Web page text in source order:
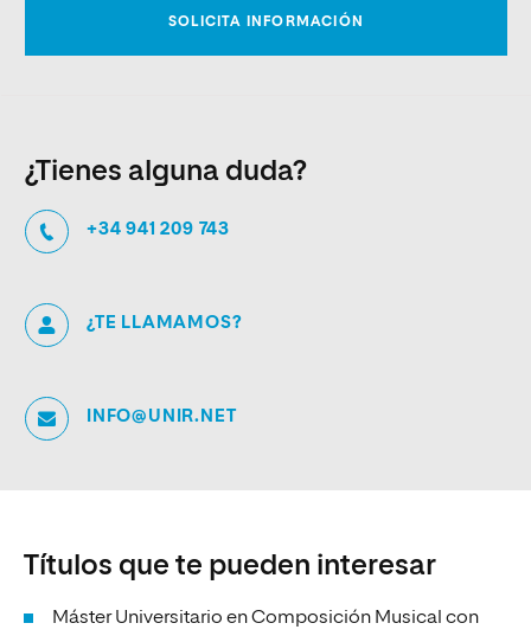
¿Tienes alguna duda?
+34 941 209 743
¿TE LLAMAMOS?
INFO@UNIR.NET
Títulos que te pueden interesar
Máster Universitario en Composición Musical con